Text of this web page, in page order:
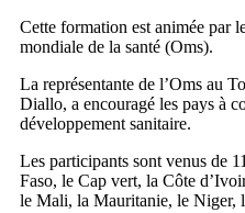
Cette formation est animée par
mondiale de la santé (Oms).
La représentante de l’Oms au
Diallo, a encouragé les pays à
développement sanitaire.
Les participants sont venus de
Faso, le Cap vert, la Côte
le Mali, la Mauritanie, le Niger,